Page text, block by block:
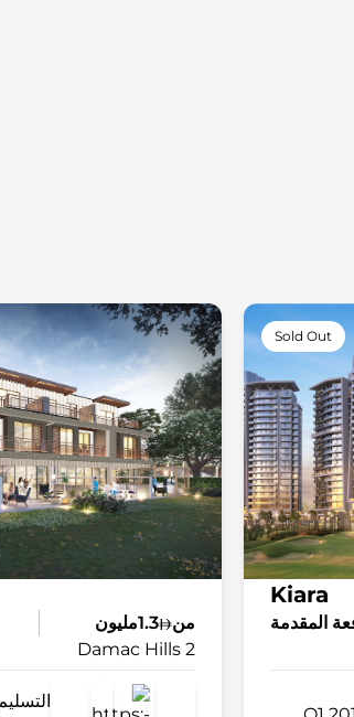
Sold Out
Kiara
من 1.3مليون
Damac Hills 2